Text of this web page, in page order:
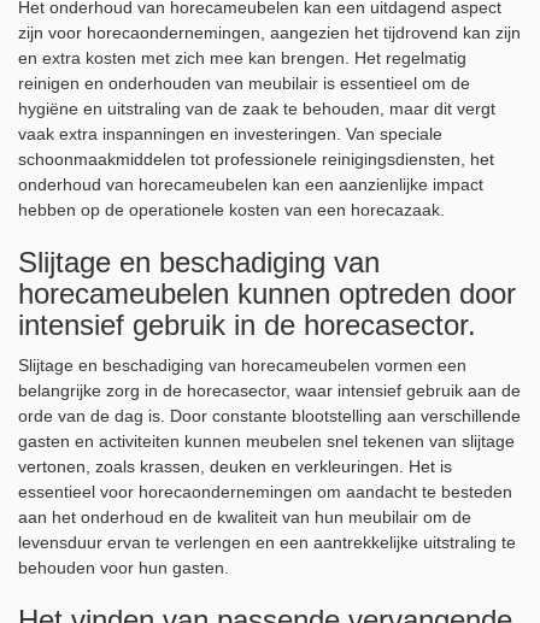
Het onderhoud van horecameubelen kan een uitdagend aspect
zijn voor horecaondernemingen, aangezien het tijdrovend kan zijn
en extra kosten met zich mee kan brengen. Het regelmatig
reinigen en onderhouden van meubilair is essentieel om de
hygiëne en uitstraling van de zaak te behouden, maar dit vergt
vaak extra inspanningen en investeringen. Van speciale
schoonmaakmiddelen tot professionele reinigingsdiensten, het
onderhoud van horecameubelen kan een aanzienlijke impact
hebben op de operationele kosten van een horecazaak.
Slijtage en beschadiging van
horecameubelen kunnen optreden door
intensief gebruik in de horecasector.
Slijtage en beschadiging van horecameubelen vormen een
belangrijke zorg in de horecasector, waar intensief gebruik aan de
orde van de dag is. Door constante blootstelling aan verschillende
gasten en activiteiten kunnen meubelen snel tekenen van slijtage
vertonen, zoals krassen, deuken en verkleuringen. Het is
essentieel voor horecaondernemingen om aandacht te besteden
aan het onderhoud en de kwaliteit van hun meubilair om de
levensduur ervan te verlengen en een aantrekkelijke uitstraling te
behouden voor hun gasten.